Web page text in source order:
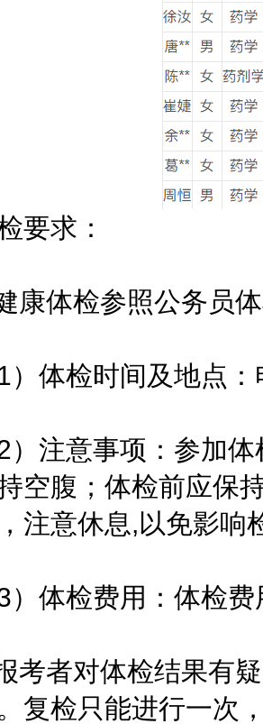
求：
体检参照公务员体
检时间及地点：
意事项：参加体
空腹；体检前应保
注意休息,以免影响
检费用：体检费
者对体检结果有疑
复检只能进行一次